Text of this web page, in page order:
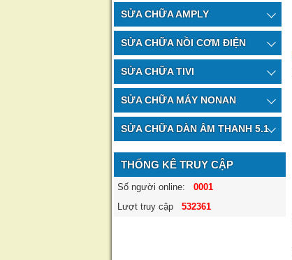
SỬA CHỮA AMPLY
SỬA CHỮA NỒI CƠM ĐIỆN
SỬA CHỮA TIVI
SỬA CHỮA MÁY NONAN
SỬA CHỮA DÀN ÂM THANH 5.1
THỐNG KÊ TRUY CẬP
Số người online: 0001
Lượt truy cập 532361